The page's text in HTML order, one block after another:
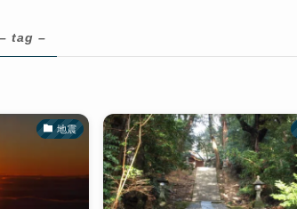
– tag –
地震